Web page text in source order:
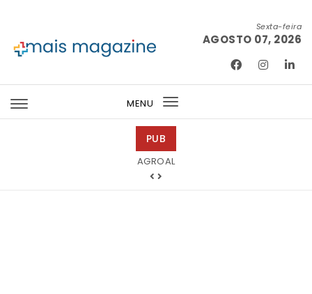
Sexta-feira
AGOSTO 07, 2026
MENU
Toggle
PUB
Tintas 2000